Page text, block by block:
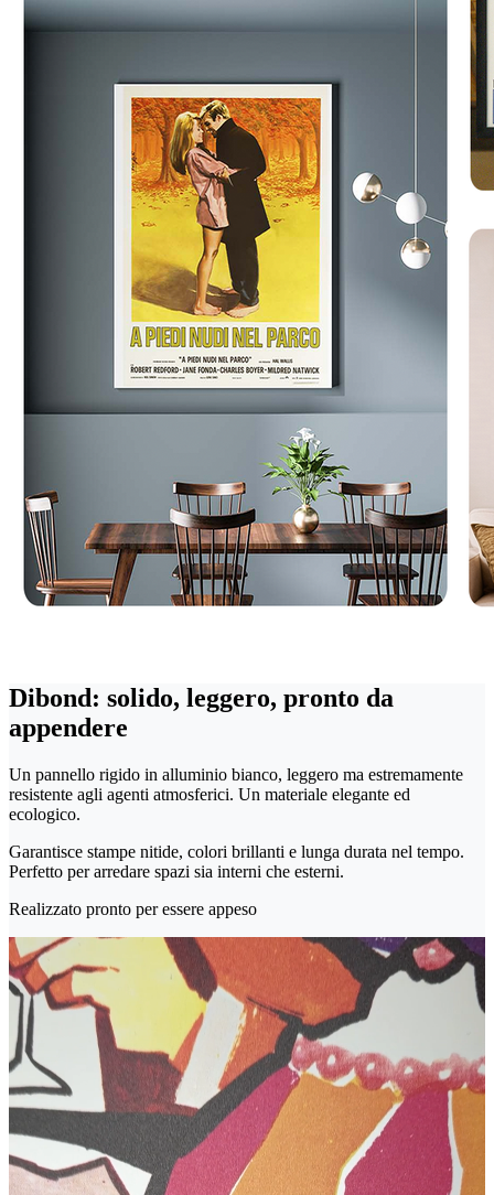
Dibond: solido, leggero, pronto da
appendere
Un pannello rigido in alluminio bianco, leggero ma estremamente
resistente agli agenti atmosferici. Un materiale elegante ed
ecologico.
Garantisce stampe nitide, colori brillanti e lunga durata nel tempo.
Perfetto per arredare spazi sia interni che esterni.
Realizzato pronto per essere appeso